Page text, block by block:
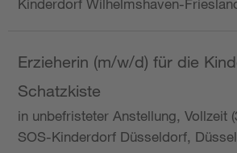
Kinderdorf Wilhelmshaven-
Erzieherin (m/w/d) für die
Schatzkiste
in unbefristeter Anstellung, Vollzeit
SOS-Kinderdorf Düsseldorf,